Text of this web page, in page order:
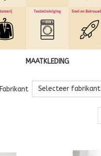
MAATKLEDING
Fabrikant Selecteer fabrikant